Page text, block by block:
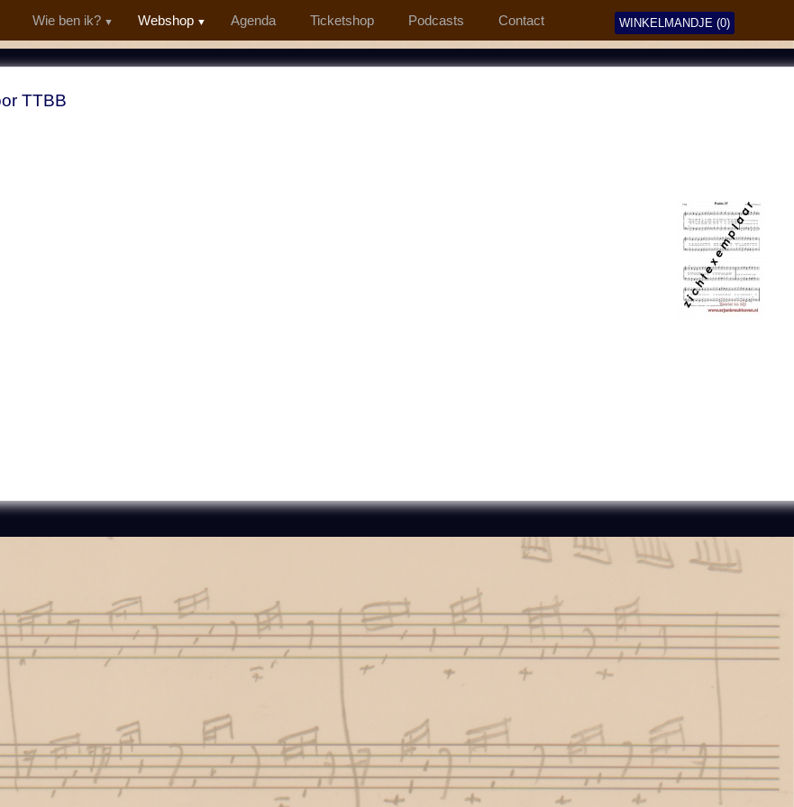
Wie ben ik? Webshop Agenda Ticketshop Podcasts Contact WINKELMANDJE (0)
TTBB